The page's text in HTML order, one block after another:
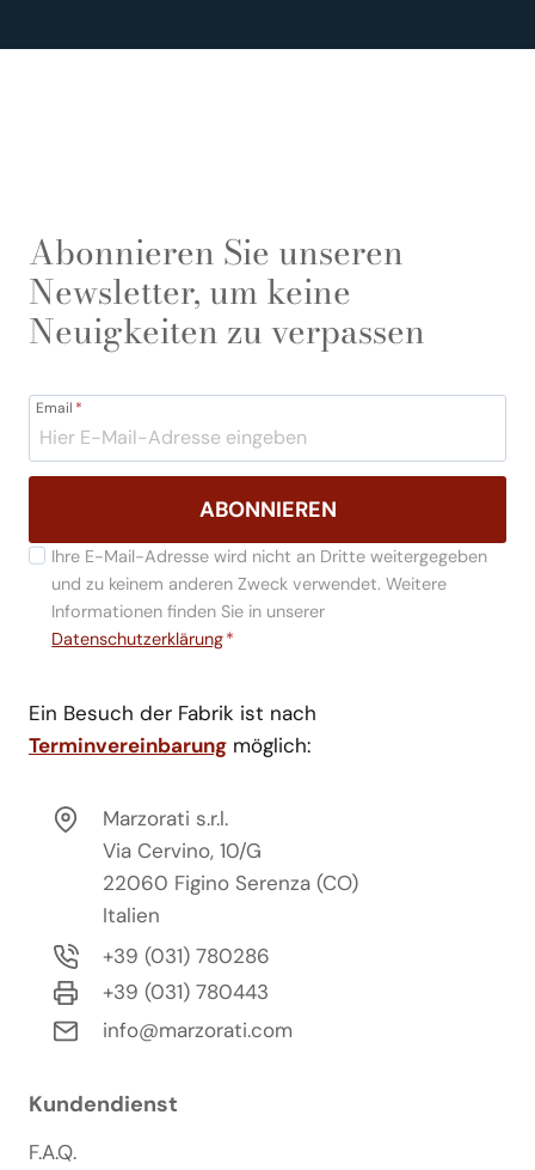
Abonnieren Sie unseren
Newsletter, um keine
Neuigkeiten zu verpassen
Email *
ABONNIEREN
Ihre E-Mail-Adresse wird nicht an Dritte weitergegeben
und zu keinem anderen Zweck verwendet. Weitere
Informationen finden Sie in unserer
Datenschutzerklärung*
Ein Besuch der Fabrik ist nach
Terminvereinbarung möglich:
Marzorati s.r.l.
Via Cervino, 10/G
22060 Figino Serenza (CO)
Italien
+39 (031) 780286
+39 (031) 780443
info@marzorati.com
Kundendienst
F.A.Q.